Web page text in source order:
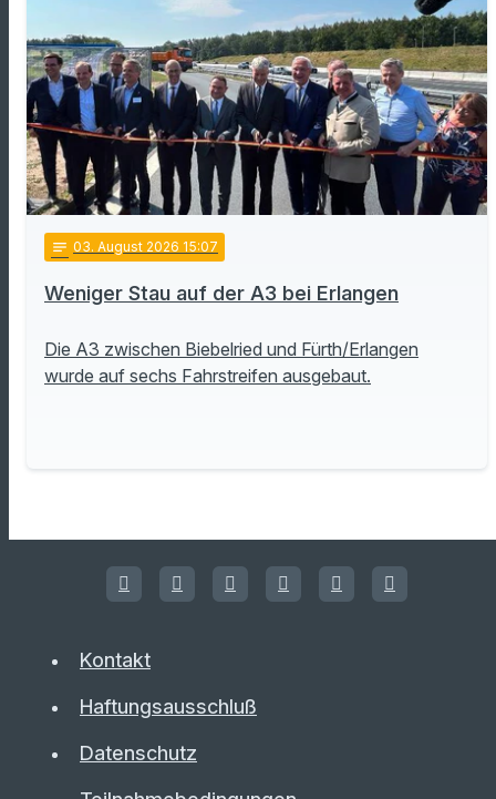
notes 03. August 2026 15:07
Weniger Stau auf der A3 bei Erlangen
Die A3 zwischen Biebelried und Fürth/Erlangen
wurde auf sechs Fahrstreifen ausgebaut.
Kontakt
Haftungsausschluß
Datenschutz